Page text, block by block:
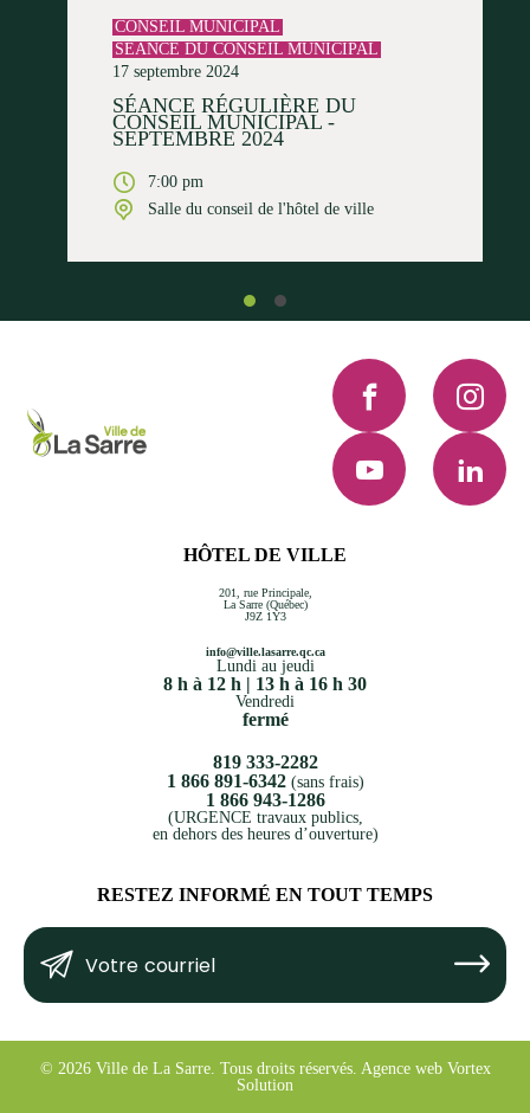
CONSEIL MUNICIPAL
SÉANCE DU CONSEIL MUNICIPAL
17 septembre 2024
SÉANCE RÉGULIÈRE DU
CONSEIL MUNICIPAL -
SEPTEMBRE 2024
7:00 pm
Salle du conseil de l'hôtel de ville
HÔTEL DE VILLE
201, rue Principale,
La Sarre (Québec)
J9Z 1Y3
info@ville.lasarre.qc.ca
Lundi au jeudi
8 h à 12 h | 13 h à 16 h 30
Vendredi
fermé
819 333-2282
1 866 891-6342(sans frais)
1 866 943-1286
(URGENCE travaux publics,
en dehors des heures d’ouverture)
RESTEZ INFORMÉ EN TOUT TEMPS
Votre
courriel
(Nécessaire)
Submit
Facebook
YouTube
© 2026 Ville de La Sarre. Tous droits réservés. Agence web Vortex
Solution